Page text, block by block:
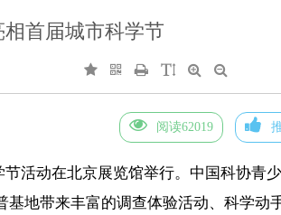
首届城市科学节
阅读62019
活动在北京展览馆举行。中国科协青
地带来丰富的调查体验活动、科学动